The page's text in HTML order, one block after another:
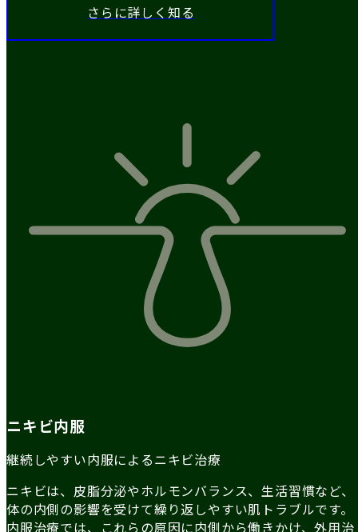
さらに詳しく知る
ニキビ内服
継続しやすい内服によるニキビ治療
ニキビは、皮脂分泌やホルモンバランス、生活習慣など、
体の内側の影響を受けて繰り返しやすい肌トラブルです。
内服治療では、これらの原因に内側から働きかけ、外用治